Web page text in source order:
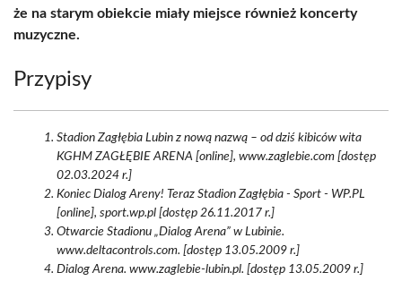
że na starym obiekcie miały miejsce również koncerty
muzyczne.
Przypisy
Stadion Zagłębia Lubin z nową nazwą – od dziś kibiców wita
KGHM ZAGŁĘBIE ARENA [online], www.zaglebie.com [dostęp
02.03.2024 r.]
Koniec Dialog Areny! Teraz Stadion Zagłębia - Sport - WP.PL
[online], sport.wp.pl [dostęp 26.11.2017 r.]
Otwarcie Stadionu „Dialog Arena” w Lubinie.
www.deltacontrols.com. [dostęp 13.05.2009 r.]
Dialog Arena. www.zaglebie-lubin.pl. [dostęp 13.05.2009 r.]